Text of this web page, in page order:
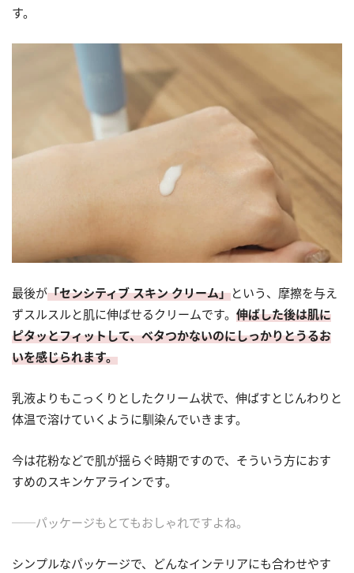
す。
最後が「センシティブ スキン クリーム」という、摩擦を与え
ずスルスルと肌に伸ばせるクリームです。 伸ばした後は肌に
ピタッとフィットして、ベタつかないのにしっかりとうるお
いを感じられます。
乳液よりもこっくりとしたクリーム状で、伸ばすとじんわりと
体温で溶けていくように馴染んでいきます。
今は花粉などで肌が揺らぐ時期ですので、そういう方におす
すめのスキンケアラインです。
──パッケージもとてもおしゃれですよね。
シンプルなパッケージで、どんなインテリアにも合わせやす